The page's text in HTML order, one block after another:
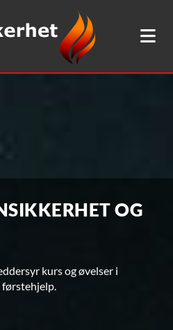
OG
kurs og øvelser i
førstehjelp.